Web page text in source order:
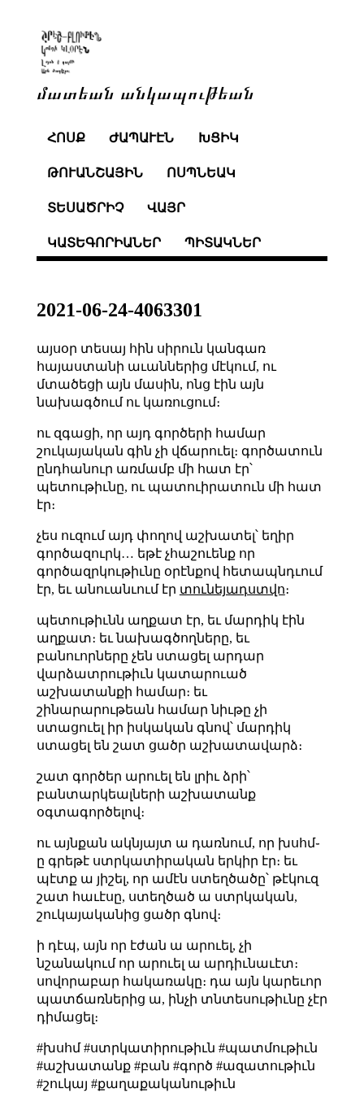
մատեան անկապութեան
ՀՈՍՔ ԺԱՊԱՒԷՆ ԽՑԻԿ
ԹՈՒԱՆՇԱՅԻՆ ՈՍՊՆԵԱԿ
ՏԵՍԱԾՐԻՉ ՎԱՅՐ
ԿԱՏԵԳՈՐԻԱՆԵՐ ՊԻՏԱԿՆԵՐ
2021-06-24-4063301
այսօր տեսայ հին սիրուն կանգառ
հայաստանի աւաններից մէկում, ու
մտածեցի այն մասին, ոնց էին այն
նախագծում ու կառուցում։
ու զգացի, որ այդ գործերի համար
շուկայական գին չի վճարուել։ գործատուն
ընդհանուր առմամբ մի հատ էր՝
պետութիւնը, ու պատուիրատուն մի հատ
էր։
չես ուզում այդ փողով աշխատել՝ եղիր
գործազուրկ… եթէ չհաշուենք որ
գործազրկութիւնը օրէնքով հետապնդւում
էր, եւ անուանւում էր տունեյադստվո։
պետութիւնն աղքատ էր, եւ մարդիկ էին
աղքատ։ եւ նախագծողները, եւ
բանուորները չեն ստացել արդար
վարձատրութիւն կատարուած
աշխատանքի համար։ եւ
շինարարութեան համար նիւթը չի
ստացուել իր իսկական գնով՝ մարդիկ
ստացել են շատ ցածր աշխատավարձ։
շատ գործեր արուել են լրիւ ձրի՝
բանտարկեալների աշխատանք
օգտագործելով։
ու այնքան ակնյայտ ա դառնում, որ խսհմ֊
ը գրեթէ ստրկատիրական երկիր էր։ եւ
պէտք ա յիշել, որ ամէն ստեղծածը՝ թէկուզ
շատ հաւէսը, ստեղծած ա ստրկական,
շուկայականից ցածր գնով։
ի դէպ, այն որ էժան ա արուել, չի
նշանակում որ արուել ա արդիւնաւէտ։
սովորաբար հակառակը։ դա այն կարեւոր
պատճառներից ա, ինչի տնտեսութիւնը չէր
դիմացել։
#խսհմ #ստրկատիրութիւն #պատմութիւն
#աշխատանք #բան #գործ #ազատութիւն
#շուկայ #քաղաքականութիւն